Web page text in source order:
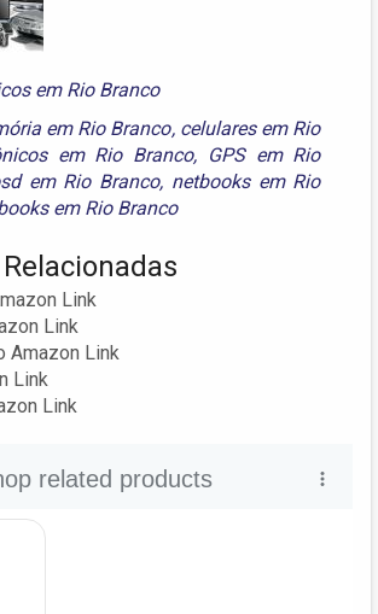
em Rio Branco
em Rio Branco, celulares em Rio
em Rio Branco, GPS em Rio
em Rio Branco, netbooks em Rio
em Rio Branco
Link
Link
Amazon Link
Link
Link